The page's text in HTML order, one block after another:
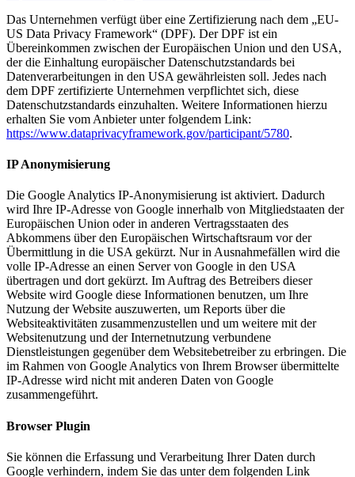
Das Unternehmen verfügt über eine Zertifizierung nach dem „EU-
US Data Privacy Framework“ (DPF). Der DPF ist ein
Übereinkommen zwischen der Europäischen Union und den USA,
der die Einhaltung europäischer Datenschutzstandards bei
Datenverarbeitungen in den USA gewährleisten soll. Jedes nach
dem DPF zertifizierte Unternehmen verpflichtet sich, diese
Datenschutzstandards einzuhalten. Weitere Informationen hierzu
erhalten Sie vom Anbieter unter folgendem Link:
https://www.dataprivacyframework.gov/participant/5780.
IP Anonymisierung
Die Google Analytics IP-Anonymisierung ist aktiviert. Dadurch
wird Ihre IP-Adresse von Google innerhalb von Mitgliedstaaten der
Europäischen Union oder in anderen Vertragsstaaten des
Abkommens über den Europäischen Wirtschaftsraum vor der
Übermittlung in die USA gekürzt. Nur in Ausnahmefällen wird die
volle IP-Adresse an einen Server von Google in den USA
übertragen und dort gekürzt. Im Auftrag des Betreibers dieser
Website wird Google diese Informationen benutzen, um Ihre
Nutzung der Website auszuwerten, um Reports über die
Websiteaktivitäten zusammenzustellen und um weitere mit der
Websitenutzung und der Internetnutzung verbundene
Dienstleistungen gegenüber dem Websitebetreiber zu erbringen. Die
im Rahmen von Google Analytics von Ihrem Browser übermittelte
IP-Adresse wird nicht mit anderen Daten von Google
zusammengeführt.
Browser Plugin
Sie können die Erfassung und Verarbeitung Ihrer Daten durch
Google verhindern, indem Sie das unter dem folgenden Link